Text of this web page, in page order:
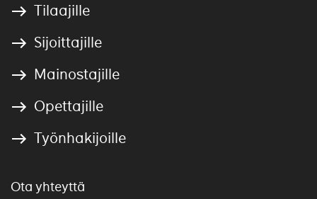
Tilaajille
Sijoittajille
Mainostajille
Opettajille
Työnhakijoille
Ota yhteyttä